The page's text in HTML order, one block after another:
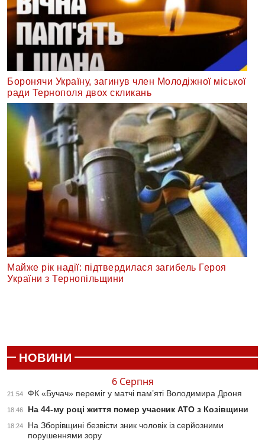
Боронячи Україну, загинув член Молодіжної міської
ради Тернополя двох скликань
Майже рік надії: підтвердилася загибель Героя
України з Тернопільщини
НОВИНИ
6 Серпня
21:54 ФК «Бучач» переміг у матчі пам’яті Володимира Дроня
18:46 На 44-му році життя помер учасник АТО з Козівщини
18:24
На Зборівщині безвісти зник чоловік із серйозними
порушеннями зору